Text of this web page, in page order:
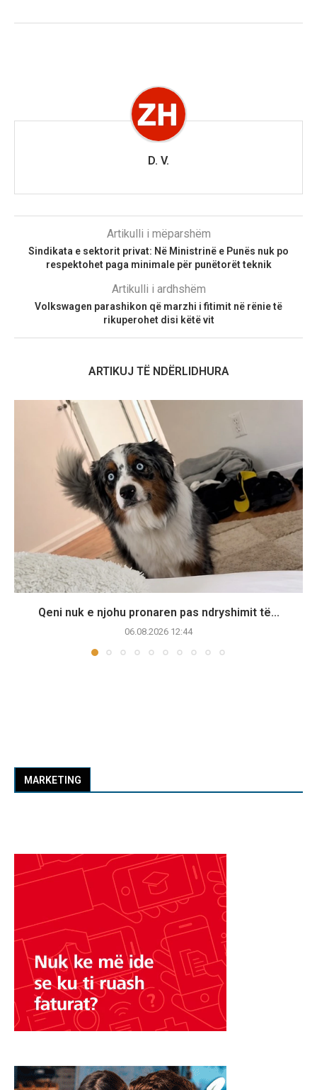
D. V.
Artikulli i mëparshëm
Sindikata e sektorit privat: Në Ministrinë e Punës nuk po
respektohet paga minimale për punëtorët teknik
Artikulli i ardhshëm
Volkswagen parashikon që marzhi i fitimit në rënie të
rikuperohet disi këtë vit
ARTIKUJ TË NDËRLIDHURA
Qeni nuk e njohu pronaren pas ndryshimit të...
06.08.2026 12:44
MARKETING